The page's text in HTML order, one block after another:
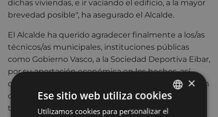
dichas viviendas, e ir vaciando el edificio, a la mayor
brevedad posible", ha asegurado el Alcalde.
El Alcalde ha querido agradecer finalmente a los/as
técnicos/as municipales, instituciones públicas
como Gobierno Vasco, a la Sociedad Deportiva Eibar,
por su aportación económica en los hechos, así
como a los hoteles y ciudadanía en general que han
colaborado para buscar soluciones en el asunto, en
todo momento.
BASQUE
×
Ese sitio web utiliza cookies
Utilizamos cookies para personalizar el